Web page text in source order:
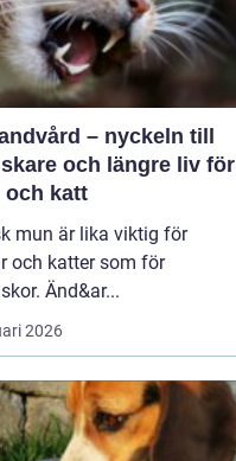
– nyckeln till
och längre liv för
och katt
mun är lika viktig för
och katter som för
Änd&ar...
2026